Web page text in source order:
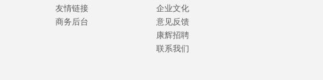
友情链接
商务后台
企业文化
意见反馈
康辉招聘
联系我们